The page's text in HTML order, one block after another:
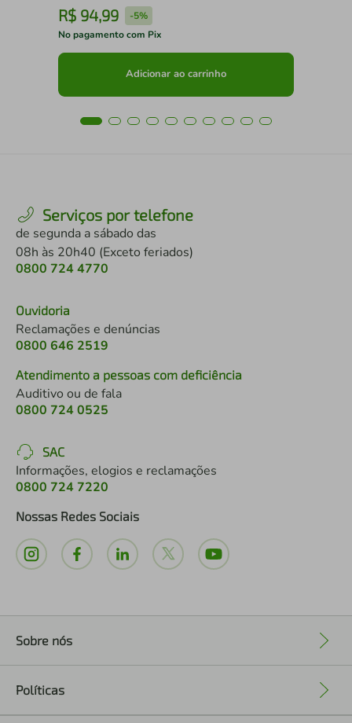
R$ 94,99 -5%
No pagamento com Pix
Adicionar ao carrinho
Serviços por telefone
de segunda a sábado das
08h às 20h40 (Exceto feriados)
0800 724 4770
Ouvidoria
Reclamações e denúncias
0800 646 2519
Atendimento a pessoas com deficiência
Auditivo ou de fala
0800 724 0525
SAC
Informações, elogios e reclamações
0800 724 7220
Nossas Redes Sociais
Sobre nós
Políticas